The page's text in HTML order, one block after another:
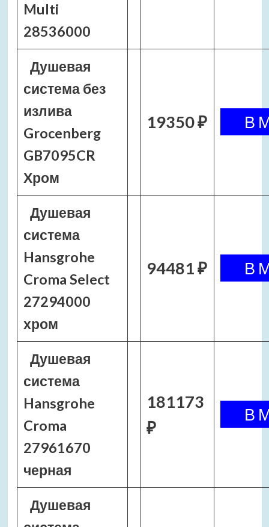
Multi
28536000
Душевая
система без
излива
Grocenberg
GB7095CR
Хром
19350 ₽
Душевая
система
Hansgrohe
Croma Select
27294000
хром
94481 ₽
Душевая
система
Hansgrohe
Croma
27961670
черная
181173
₽
Душевая